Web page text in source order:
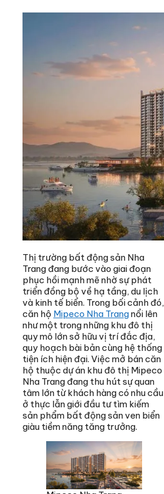
Thị trường bất động sản Nha
Trang đang bước vào giai đoạn
phục hồi mạnh mẽ nhờ sự phát
triển đồng bộ về hạ tầng, du lịch
và kinh tế biển. Trong bối cảnh đó,
căn hộ Mipeco Nha Trangnổi lên
như một trong những khu đô thị
quy mô lớn sở hữu vị trí đắc địa,
quy hoạch bài bản cùng hệ thống
tiện ích hiện đại. Việc mở bán căn
hộ thuộc dự án khu đô thị Mipeco
Nha Trang đang thu hút sự quan
tâm lớn từ khách hàng có nhu cầu
ở thực lẫn giới đầu tư tìm kiếm
sản phẩm bất động sản ven biển
giàu tiềm năng tăng trưởng.